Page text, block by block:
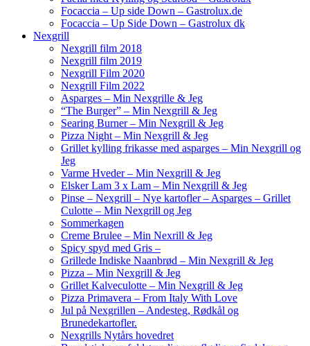
Focaccia – Up side Down – Gastrolux.de
Focaccia – Up Side Down – Gastrolux dk
Nexgrill
Nexgrill film 2018
Nexgrill film 2019
Nexgrill Film 2020
Nexgrill Film 2022
Asparges – Min Nexgrille & Jeg
“The Burger” – Min Nexgrill & Jeg
Searing Burner – Min Nexgrill & Jeg
Pizza Night – Min Nexgrill & Jeg
Grillet kylling frikasse med asparges – Min Nexgrill og
Jeg
Varme Hveder – Min Nexgrill & Jeg
Elsker Lam 3 x Lam – Min Nexgrill & Jeg
Pinse – Nexgrill – Nye kartofler – Asparges – Grillet
Culotte – Min Nexgrill og Jeg
Sommerkagen
Creme Brulee – Min Nexrill & Jeg
Spicy spyd med Gris –
Grillede Indiske Naanbrød – Min Nexgrill & Jeg
Pizza – Min Nexgrill & Jeg
Grillet Kalveculotte – Min Nexgrill & Jeg
Pizza Primavera – From Italy With Love
Jul på Nexgrillen – Andesteg, Rødkål og
Brunedekartofler.
Nexgrills Nytårs hovedret